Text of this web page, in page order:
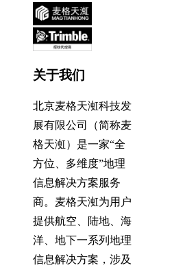
关于我们
北京麦格天渱科技发
展有限公司（简称麦
格天渱）是一家“全
方位、多维度”地理
信息解决方案服务
商。麦格天渱为用户
提供航空、陆地、海
洋、地下一系列地理
信息解决方案，涉及